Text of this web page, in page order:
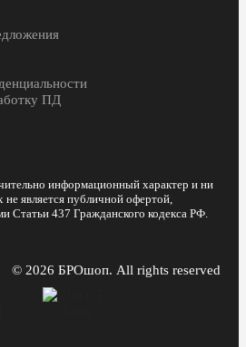
ПД
информационный характер и ни
не является публичной офертой,
Статьи 437 Гражданского кодекса РФ.
© 2026 БРОшоп. All rights reserved